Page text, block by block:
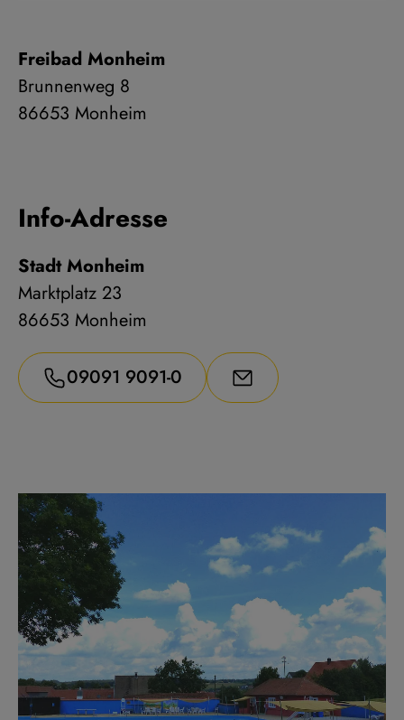
Freibad Monheim
Brunnenweg 8
86653 Monheim
Info-Adresse
Stadt Monheim
Marktplatz 23
86653 Monheim
09091 9091-0